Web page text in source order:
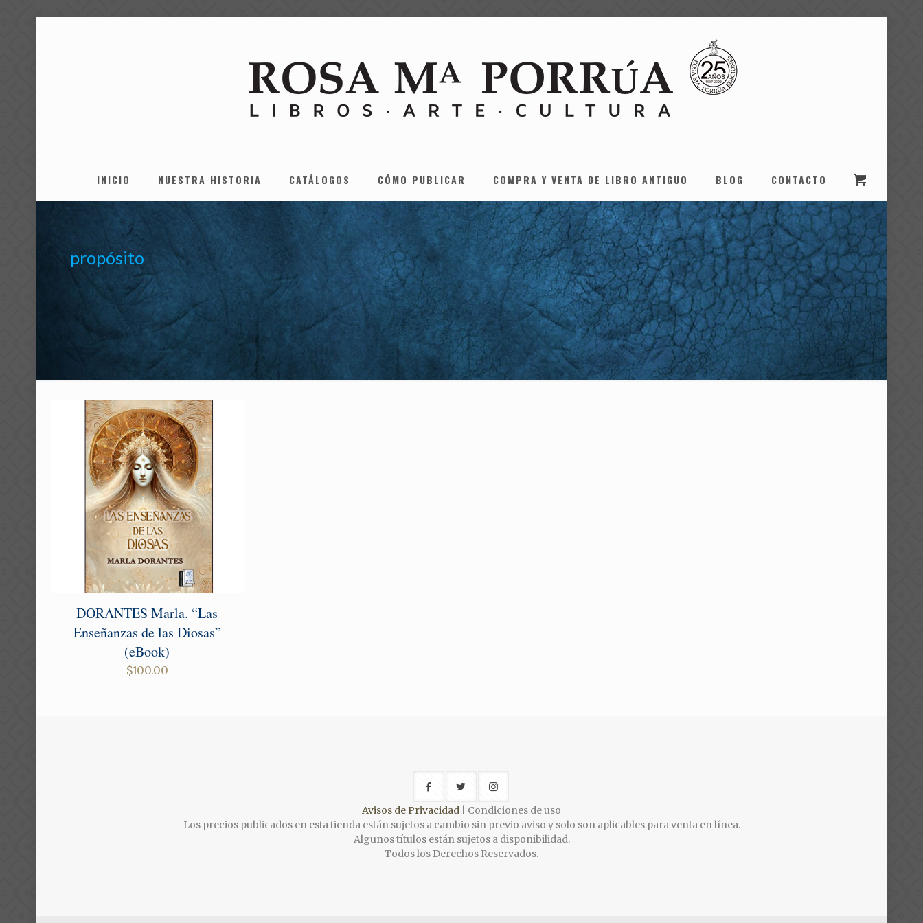
INICIO NUESTRA HISTORIA CATÁLOGOS CÓMO PUBLICAR COMPRA Y VENTA DE LIBRO ANTIGUO BLOG CONTACTO
propósito
DORANTES Marla. “Las
Enseñanzas de las Diosas”
(eBook)
$100.00
Avisos de Privacidad | Condiciones de uso
Los precios publicados en esta tienda están sujetos a cambio sin previo aviso y solo son aplicables para venta en línea.
Algunos títulos están sujetos a disponibilidad.
Todos los Derechos Reservados.